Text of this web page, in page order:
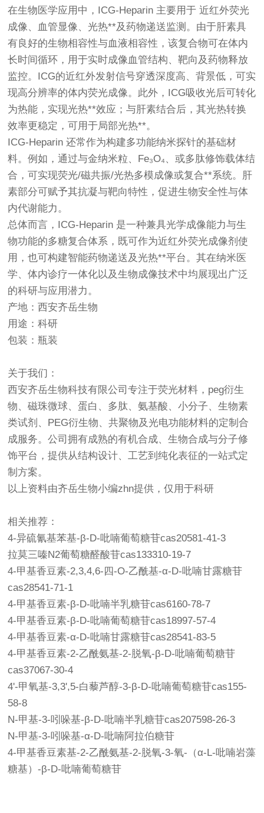
在生物医学应用中，ICG-Heparin 主要用于 近红外荧光
成像、血管显像、光热**及药物递送监测。由于肝素具
有良好的生物相容性与血液相容性，该复合物可在体内
长时间循环，用于实时成像血管结构、靶向及药物释放
监控。ICG的近红外发射信号穿透深度高、背景低，可实
现高分辨率的体内荧光成像。此外，ICG吸收光后可转化
为热能，实现光热**效应；与肝素结合后，其光热转换
效率更稳定，可用于局部光热**。
ICG-Heparin 还常作为构建多功能纳米探针的基础材
料。例如，通过与金纳米粒、Fe₃O₄、或多肽修饰载体结
合，可实现荧光/磁共振/光热多模成像或复合**系统。肝
素部分可赋予其抗凝与靶向特性，促进生物安全性与体
内代谢能力。
总体而言，ICG-Heparin 是一种兼具光学成像能力与生
物功能的多糖复合体系，既可作为近红外荧光成像剂使
用，也可构建智能药物递送及光热**平台。其在纳米医
学、体内诊疗一体化以及生物成像技术中均展现出广泛
的科研与应用潜力。
产地：西安齐岳生物
用途：科研
包装：瓶装
关于我们：
西安齐岳生物科技有限公司专注于荧光材料，peg衍生
物、磁珠微球、蛋白、多肽、氨基酸、小分子、生物素
类试剂、PEG衍生物、共聚物及光电功能材料的定制合
成服务。公司拥有成熟的有机合成、生物合成与分子修
饰平台，提供从结构设计、工艺到纯化表征的一站式定
制方案。
以上资料由齐岳生物小编zhn提供，仅用于科研
相关推荐：
4-异硫氰基苯基-β-D-吡喃葡萄糖苷cas20581-41-3
拉莫三嗪N2葡萄糖醛酸苷cas133310-19-7
4-甲基香豆素-2,3,4,6-四-O-乙酰基-α-D-吡喃甘露糖苷
cas28541-71-1
4-甲基香豆素-β-D-吡喃半乳糖苷cas6160-78-7
4-甲基香豆素-β-D-吡喃葡萄糖苷cas18997-57-4
4-甲基香豆素-α-D-吡喃甘露糖苷cas28541-83-5
4-甲基香豆素-2-乙酰氨基-2-脱氧-β-D-吡喃葡萄糖苷
cas37067-30-4
4'-甲氧基-3,3',5-白藜芦醇-3-β-D-吡喃葡萄糖苷cas155-
58-8
N-甲基-3-吲哚基-β-D-吡喃半乳糖苷cas207598-26-3
N-甲基-3-吲哚基-α-D-吡喃阿拉伯糖苷
4-甲基香豆素基-2-乙酰氨基-2-脱氧-3-氧-（α-L-吡喃岩藻
糖基）-β-D-吡喃葡萄糖苷